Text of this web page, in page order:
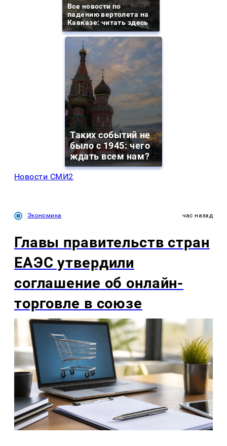
Все новости по
падению вертолета на
Кавказе: читать здесь
Таких событий не
было с 1945: чего
ждать всем нам?
Новости СМИ2
Экономика час назад
Главы правительств стран
ЕАЭС утвердили
соглашение об онлайн-
торговле в союзе